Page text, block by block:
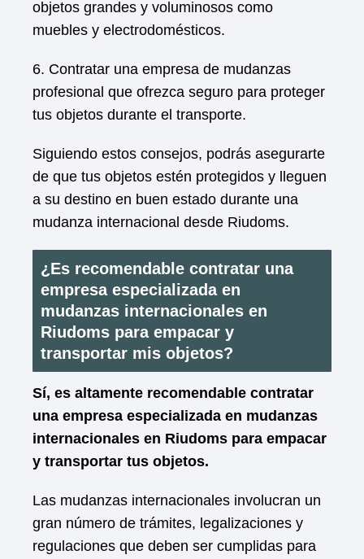
objetos grandes y voluminosos como
muebles y electrodomésticos.
6. Contratar una empresa de mudanzas
profesional que ofrezca seguro para proteger
tus objetos durante el transporte.
Siguiendo estos consejos, podrás asegurarte
de que tus objetos estén protegidos y lleguen
a su destino en buen estado durante una
mudanza internacional desde Riudoms.
¿Es recomendable contratar una
empresa especializada en
mudanzas internacionales en
Riudoms para empacar y
transportar mis objetos?
Sí, es altamente recomendable contratar
una empresa especializada en mudanzas
internacionales en Riudoms para empacar
y transportar tus objetos.
Las mudanzas internacionales involucran un
gran número de trámites, legalizaciones y
regulaciones que deben ser cumplidas para